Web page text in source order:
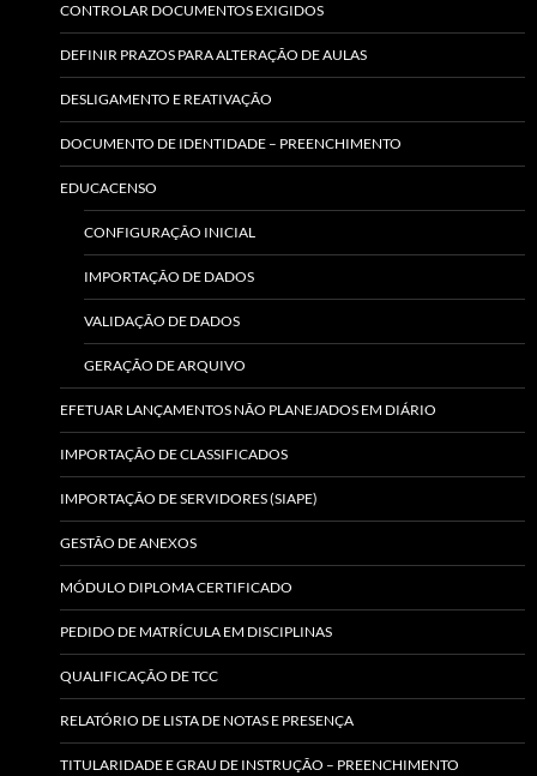
CONTROLAR DOCUMENTOS EXIGIDOS
DEFINIR PRAZOS PARA ALTERAÇÃO DE AULAS
DESLIGAMENTO E REATIVAÇÃO
DOCUMENTO DE IDENTIDADE – PREENCHIMENTO
EDUCACENSO
CONFIGURAÇÃO INICIAL
IMPORTAÇÃO DE DADOS
VALIDAÇÃO DE DADOS
GERAÇÃO DE ARQUIVO
EFETUAR LANÇAMENTOS NÃO PLANEJADOS EM DIÁRIO
IMPORTAÇÃO DE CLASSIFICADOS
IMPORTAÇÃO DE SERVIDORES (SIAPE)
GESTÃO DE ANEXOS
MÓDULO DIPLOMA CERTIFICADO
PEDIDO DE MATRÍCULA EM DISCIPLINAS
QUALIFICAÇÃO DE TCC
RELATÓRIO DE LISTA DE NOTAS E PRESENÇA
TITULARIDADE E GRAU DE INSTRUÇÃO – PREENCHIMENTO